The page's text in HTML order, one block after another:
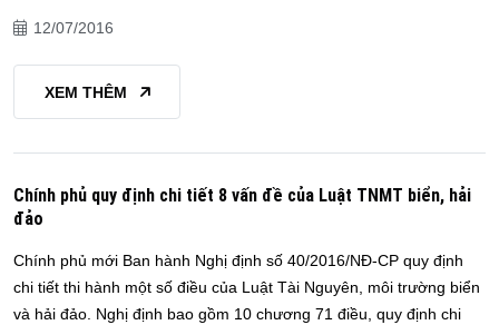
12/07/2016
XEM THÊM
Chính phủ quy định chi tiết 8 vấn đề của Luật TNMT biển, hải
đảo
Chính phủ mới Ban hành Nghị định số 40/2016/NĐ-CP quy định
chi tiết thi hành một số điều của Luật Tài Nguyên, môi trường biển
và hải đảo. Nghị định bao gồm 10 chương 71 điều, quy định chi